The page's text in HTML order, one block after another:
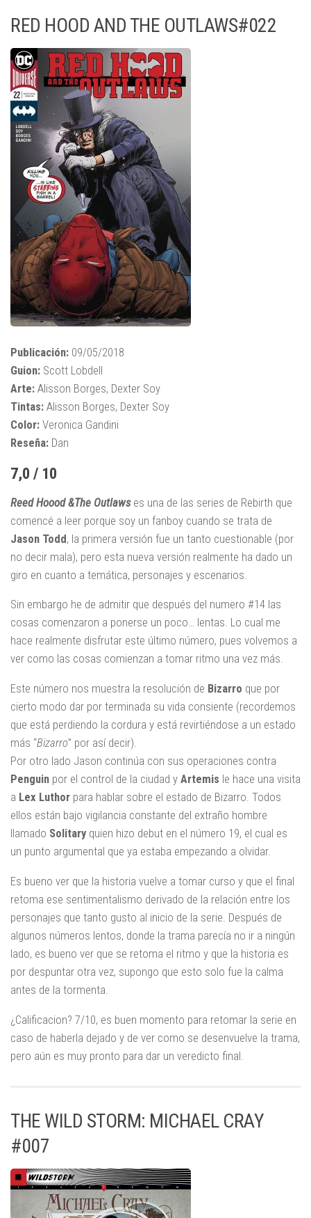
RED HOOD AND THE OUTLAWS#022
Publicación: 09/05/2018
Guion: Scott Lobdell
Arte: Alisson Borges, Dexter Soy
Tintas: Alisson Borges, Dexter Soy
Color: Veronica Gandini
Reseña: Dan
7,0 / 10
Reed Hoood &The Outlaws es una de las series de Rebirth que
comencé a leer porque soy un fanboy cuando se trata de
Jason Todd, la primera versión fue un tanto cuestionable (por
no decir mala), pero esta nueva versión realmente ha dado un
giro en cuanto a temática, personajes y escenarios.
Sin embargo he de admitir que después del numero #14 las
cosas comenzaron a ponerse un poco… lentas. Lo cual me
hace realmente disfrutar este último número, pues volvemos a
ver como las cosas comienzan a tomar ritmo una vez más.
Este número nos muestra la resolución de Bizarro que por
cierto modo dar por terminada su vida consiente (recordemos
que está perdiendo la cordura y está revirtiéndose a un estado
más “Bizarro” por así decir).
Por otro lado Jason continúa con sus operaciones contra
Penguin por el control de la ciudad y Artemis le hace una visita
a Lex Luthor para hablar sobre el estado de Bizarro. Todos
ellos están bajo vigilancia constante del extraño hombre
llamado Solitary quien hizo debut en el número 19, el cual es
un punto argumental que ya estaba empezando a olvidar.
Es bueno ver que la historia vuelve a tomar curso y que el final
retoma ese sentimentalismo derivado de la relación entre los
personajes que tanto gusto al inicio de la serie. Después de
algunos números lentos, donde la trama parecía no ir a ningún
lado, es bueno ver que se retoma el ritmo y que la historia es
por despuntar otra vez, supongo que esto solo fue la calma
antes de la tormenta.
¿Calificacion? 7/10, es buen momento para retomar la serie en
caso de haberla dejado y de ver como se desenvuelve la trama,
pero aún es muy pronto para dar un veredicto final.
THE WILD STORM: MICHAEL CRAY
#007